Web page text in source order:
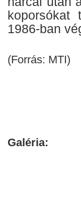
koporsókat
1986-ban
(Forrás: MTI)
Galéria: